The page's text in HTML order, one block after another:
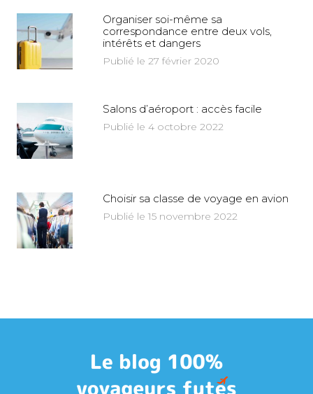
Organiser soi-même sa
correspondance entre deux vols,
intérêts et dangers
Publié le 27 février 2020
Salons d’aéroport : accès facile
Publié le 4 octobre 2022
Choisir sa classe de voyage en avion
Publié le 15 novembre 2022